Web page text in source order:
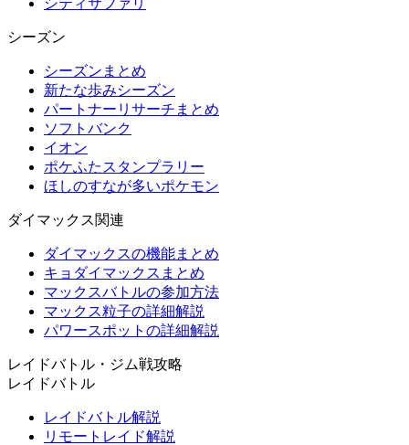
シティサファリ
シーズン
シーズンまとめ
新たな歩みシーズン
パートナーリサーチまとめ
ソフトバンク
イオン
ポケふたスタンプラリー
ほしのすなが多いポケモン
ダイマックス関連
ダイマックスの機能まとめ
キョダイマックスまとめ
マックスバトルの参加方法
マックス粒子の詳細解説
パワースポットの詳細解説
レイドバトル・ジム戦攻略
レイドバトル
レイドバトル解説
リモートレイド解説